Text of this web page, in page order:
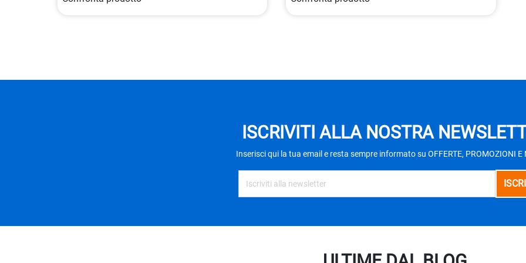
ISCRIVITI ALLA NOSTRA
Inserisci qui la tua email e resta sempre informato su OFFERTE, PROMOZIONI E